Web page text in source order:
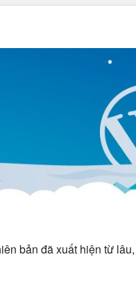
bản đã xuất hiện từ